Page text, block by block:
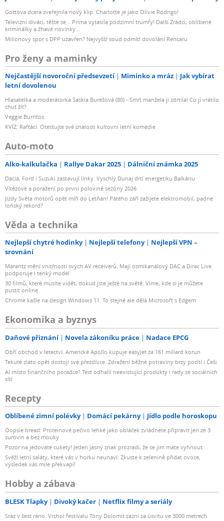
Gottova dcera zveřejnila nový klip: Charlotte je jako Olivie Rodrigo!
Televizní diváci, těšte se... Prima vytasila podzimní trumfy! Další Zrádci, oblíbené
kriminálky a žhavé novinky...
Milionový spor s DPP uzavřen? Nejvyšší soud odmítl dovolání Rencaru
Pro ženy a maminky
Nejčastější novoroční předsevzetí Miminko a mráz
Jak vybírat
letní dovolenou
Hlasatelka a moderátorka Saskia Burešová (80) - Smrt manžela ji zdrtila! Co jí vrátilo
chuť žít?
Veggie Burritos
KVÍZ: Rafťáci. Otestujte své znalosti kultovní letní komedie
Auto-moto
Alko-kalkulačka Rallye Dakar 2025 Dálniční známka 2025
Dacia, Ford i Suzuki zastavují linky. Vyschlý Dunaj drtí energetiku Balkánu
Vítězové a poražení po první polovině sezóny 2026
Jízdy Světa motorů opět míří do Letňan! Pátého září zažijete elektromobil, padne
loňský rekord?
Věda a technika
Nejlepší chytré hodinky Nejlepší telefony
Nejlepší VPN –
srovnání
Marantz mění vnitřnosti svých AV receiverů. Mají osmikanálový DAC a Dirac Live
podporuje i tenký model
30 filmů, které musíte vidět, dokud jste ještě na světě. Víme, kde si je můžete
pustit online
Chrome kašle na design Windows 11. To stejné ale dělá Microsoft s Edgem
Ekonomika a byznys
Daňové přiznání Novela zákoníku práce Nadace EPCG
Obří obchod v letectví. Americké Apollo kupuje easyJet za 161 miliard korun
Tekuté zlato opět dostojí své přezdívce. Zdražení běžné potraviny brzy pocítí i Češi
AI místo finančního poradce? Test odhalil neexistující produkty i rady ze sociálních
sítí
Recepty
Oblíbené zimní polévky Domácí pekárny Jídlo podle horoskopu
Oopsie bread: Proteinové pečivo lehké jako obláček zvládnete připravit jen ze 3
surovin a bez mouky
Pozor na jedovaté cukety! Jeden jasný znak prozradí, že se jim máte vyhnout
Svěží letní saláty, které vás v horku neunaví: Zkuste k zelenině přidat ovoce,
výsledek vás mile překvapí!
Hobby a zábava
BLESK Tlapky Divoký kačer Netflix filmy a seriály
Sraz v šest ráno. Vrchol festivalu Tóny Dolomit zazní za úsvitu ve 3000 metrech